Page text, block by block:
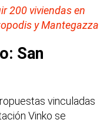
200 viviendas en
y Mantegazza
San
vinculadas
Vinko se